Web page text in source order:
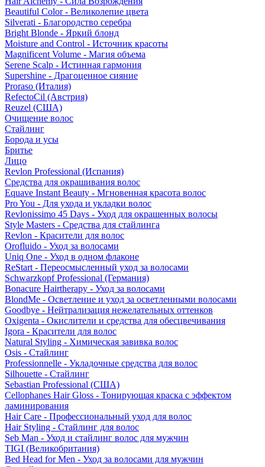
Beautiful Color - Великолепие цвета
Silverati - Благородство серебра
Bright Blonde - Яркий блонд
Moisture and Control - Источник красоты
Magnificent Volume - Магия объема
Serene Scalp - Истинная гармония
Supershine - Драгоценное сияние
Proraso (Италия)
RefectoCil (Австрия)
Reuzel (США)
Очищение волос
Стайлинг
Борода и усы
Бритье
Лицо
Revlon Professional (Испания)
Средства для окрашивания волос
Equave Instant Beauty - Мгновенная красота волос
Pro You - Для ухода и укладки волос
Revlonissimo 45 Days - Уход для окрашенных волосы
Style Masters - Средства для стайлинга
Revlon - Красители для волос
Orofluido - Уход за волосами
Uniq One - Уход в одном флаконе
ReStart - Переосмысленный уход за волосами
Schwarzkopf Professional (Германия)
Bonacure Hairtherapy - Уход за волосами
BlondMe - Осветление и уход за осветленными волосами
Goodbye - Нейтрализация нежелательных оттенков
Oxigenta - Окислители и средства для обесцвечивания
Igora - Красители для волос
Natural Styling - Химическая завивка волос
Osis - Стайлинг
Professionnelle - Укладочные средства для волос
Silhouette - Стайлинг
Sebastian Professional (США)
Cellophanes Hair Gloss - Тонирующая краска с эффектом
ламинирования
Hair Care - Профессиональный уход для волос
Hair Styling - Стайлинг для волос
Seb Man - Уход и стайлинг волос для мужчин
TIGI (Великобритания)
Bed Head for Men - Уход за волосами для мужчин